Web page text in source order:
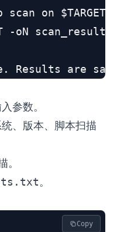
scan on
-oN
参数。
、版本、脚本扫描
。
。
Copy